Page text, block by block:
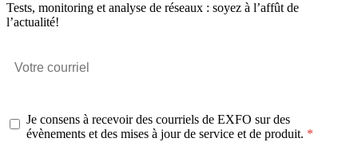
Tests, monitoring et analyse de réseaux : soyez à l’affût de
l’actualité!
Je consens à recevoir des courriels de EXFO sur des
évènements et des mises à jour de service et de produit.